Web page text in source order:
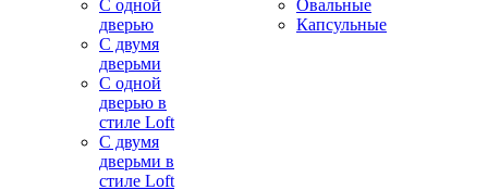
С одной
дверью
С двумя
дверьми
С одной
дверью в
стиле Loft
С двумя
дверьми в
стиле Loft
Овальные
Капсульные